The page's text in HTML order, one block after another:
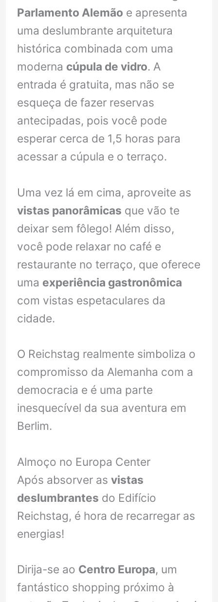
Parlamento Alemão e apresenta
uma deslumbrante arquitetura
histórica combinada com uma
moderna cúpula de vidro. A
entrada é gratuita, mas não se
esqueça de fazer reservas
antecipadas, pois você pode
esperar cerca de 1,5 horas para
acessar a cúpula e o terraço.
Uma vez lá em cima, aproveite as
vistas panorâmicas que vão te
deixar sem fôlego! Além disso,
você pode relaxar no café e
restaurante no terraço, que oferece
uma experiência gastronômica
com vistas espetaculares da
cidade.
O Reichstag realmente simboliza o
compromisso da Alemanha com a
democracia e é uma parte
inesquecível da sua aventura em
Berlim.
Almoço no Europa Center
Após absorver asvistas
deslumbrantes do Edifício
Reichstag, é hora de recarregar as
energias!
Dirija-se ao Centro Europa, um
fantástico shopping próximo à